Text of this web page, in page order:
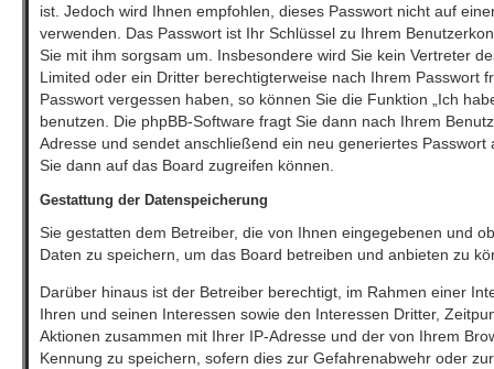
ist. Jedoch wird Ihnen empfohlen, dieses Passwort nicht auf
verwenden. Das Passwort ist Ihr Schlüssel zu Ihrem
Sie mit ihm sorgsam um. Insbesondere wird Sie kein Vertreter
Limited oder ein Dritter berechtigterweise nach Ihrem Passwort
Passwort vergessen haben, so können Sie die Funktion „Ich
benutzen. Die phpBB-Software fragt Sie dann nach Ihrem
Adresse und sendet anschließend ein neu generiertes Passwort
Sie dann auf das Board zugreifen können.
Gestattung der Datenspeicherung
Sie gestatten dem Betreiber, die von Ihnen eingegebenen und
Daten zu speichern, um das Board betreiben und anbieten zu
Darüber hinaus ist der Betreiber berechtigt, im Rahmen einer
Ihren und seinen Interessen sowie den Interessen Dritter,
Aktionen zusammen mit Ihrer IP-Adresse und der von Ihrem
Kennung zu speichern, sofern dies zur Gefahrenabwehr oder